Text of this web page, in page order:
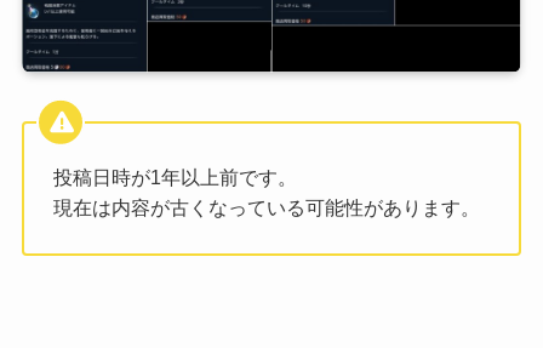
投稿日時が1年以上前です。
現在は内容が古くなっている可能性があります。